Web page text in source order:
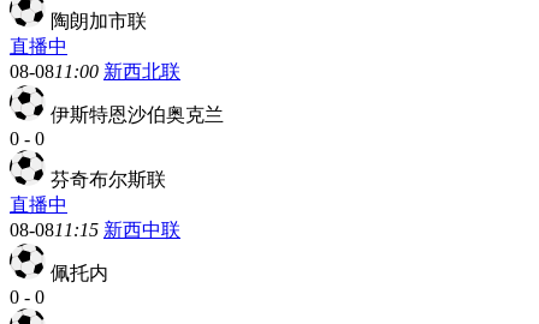
陶朗加市联
直播中
08-0811:00 新西北联
伊斯特恩沙伯奥克兰
0 - 0
芬奇布尔斯联
直播中
08-0811:15 新西中联
佩托内
0 - 0